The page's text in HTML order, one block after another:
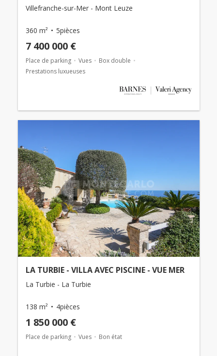
Villefranche-sur-Mer - Mont Leuze
360 m² 5pièces
7 400 000 €
Place de parking Vues
Box double
Prestations luxueuses
LA TURBIE - VILLA AVEC PISCINE - VUE MER
La Turbie - La Turbie
138 m² 4pièces
1 850 000 €
Place de parking Vues Bon état